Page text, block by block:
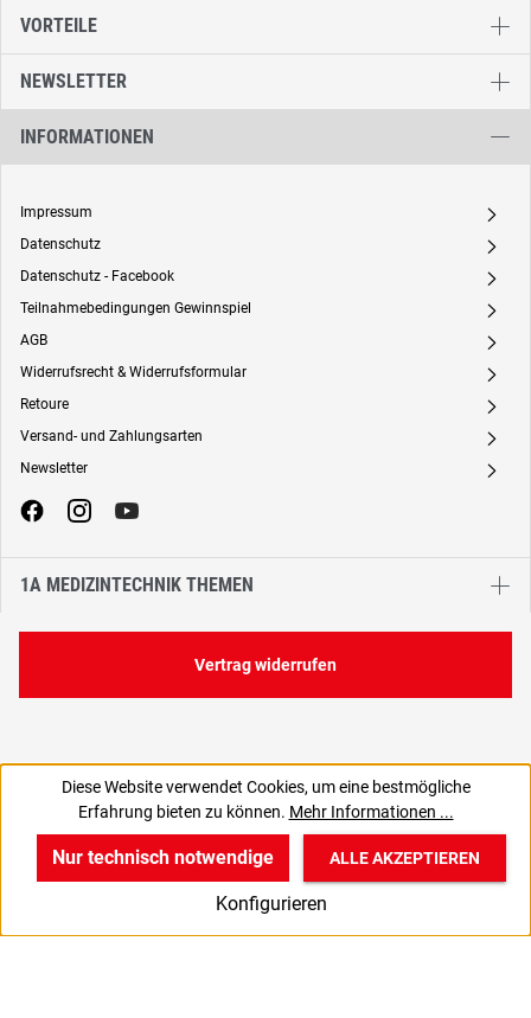
14,64 € 25,94 €
VORTEILE
NEWSLETTER
INFORMATIONEN
Impressum A
Datenschutz A
Datenschutz - Facebook A
Teilnahmebedingungen Gewinnspiel A
AGB A
Widerrufsrecht & Widerrufsformular A
Retoure A
Versand- und Zahlungsarten A
Newsletter A
1A MEDIZINTECHNIK THEMEN
Vertrag widerrufen
Diese Website verwendet Cookies, um eine bestmögliche
Erfahrung bieten zu können. Mehr Informationen ...
Nur technisch notwendige
Konfigurieren
ALLE AKZEPTIEREN
v
Produkte
B